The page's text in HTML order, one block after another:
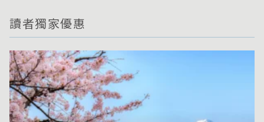
讀者獨家優惠